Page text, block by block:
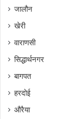
जालौन
खेरी
वाराणसी
सिद्धार्थनगर
बागपत
हरदोई
औरैया